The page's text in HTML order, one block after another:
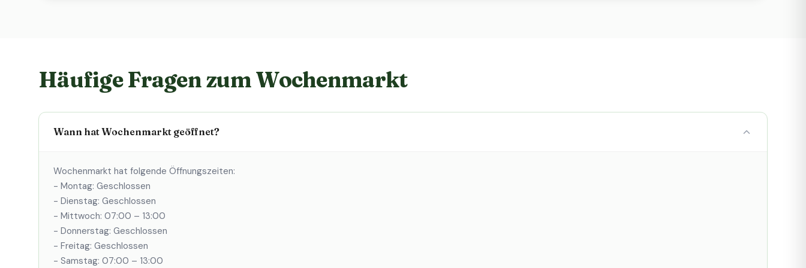
Häufige Fragen zum Wochenmarkt
Wann hat Wochenmarkt geöffnet?
Wochenmarkt hat folgende Öffnungszeiten:
- Montag: Geschlossen
- Dienstag: Geschlossen
- Mittwoch: 07:00 – 13:00
- Donnerstag: Geschlossen
- Freitag: Geschlossen
- Samstag: 07:00 – 13:00